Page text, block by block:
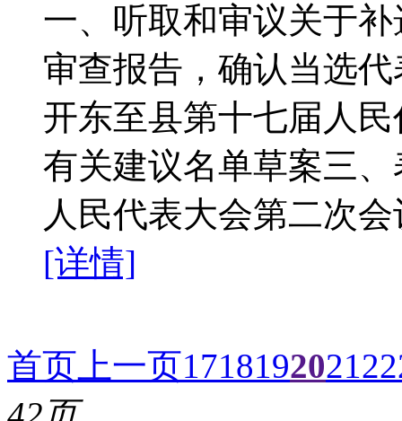
一、听取和审议关于
审查报告，确认当选
开东至县第十七届人
有关建议名单草案三
人民代表大会第二次
[详情]
首页 上一页171819202122